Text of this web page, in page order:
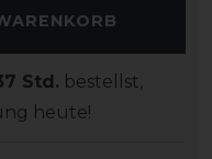
Std. bestellst,
heute!